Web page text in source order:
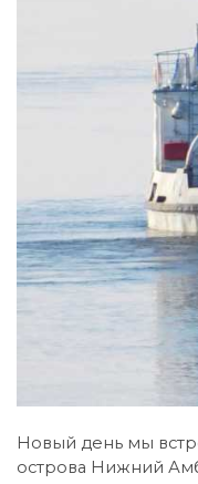
Новый день мы
острова Нижний